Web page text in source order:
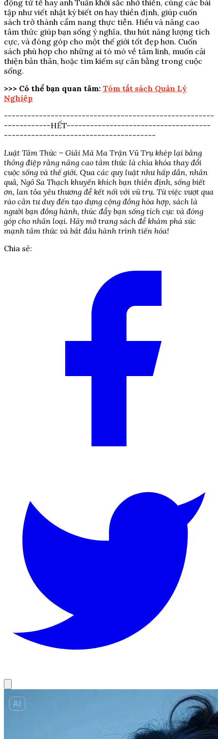
động tử tế hay anh Tuấn khởi sắc nhờ thiền, cùng các bài
tập như viết nhật ký biết ơn hay thiền định, giúp cuốn
sách trở thành cẩm nang thực tiễn. Hiểu và nâng cao
tâm thức giúp bạn sống ý nghĩa, thu hút năng lượng tích
cực, và đóng góp cho một thế giới tốt đẹp hơn. Cuốn
sách phù hợp cho những ai tò mò về tâm linh, muốn cải
thiện bản thân, hoặc tìm kiếm sự cân bằng trong cuộc
sống.
>>> Có thể bạn quan tâm: Tóm tắt sách Quản Lý
Nghiệp
------------------------------------------------------
------------HẾT-------------------------------------
---------------------------------------
Luật Tâm Thức – Giải Mã Ma Trận Vũ Trụ khép lại bằng
thông điệp rằng nâng cao tâm thức là chìa khóa thay đổi
cuộc sống và thế giới. Qua các quy luật như hấp dẫn, nhân
quả, Ngô Sa Thạch khuyến khích bạn thiền định, sống biết
ơn, lan tỏa yêu thương để kết nối với vũ trụ. Từ việc vượt qua
rào cản tư duy đến tạo dựng cộng đồng hòa hợp, sách là
người bạn đồng hành, thúc đẩy bạn sống tích cực và đóng
góp cho nhân loại. Hãy mở trang sách để khám phá sức
mạnh tâm thức và bắt đầu hành trình tiến hóa!
Chia sẻ: